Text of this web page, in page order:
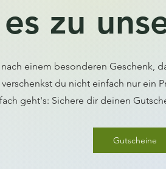
zu
einem besonderen Geschenk,
du nicht einfach nur ein
geht's: Sichere dir deinen
Gutscheine